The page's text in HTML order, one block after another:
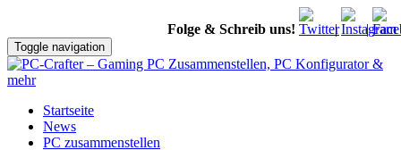
Folge & Schreib uns! | |
Toggle navigation
Startseite
News
PC zusammenstellen